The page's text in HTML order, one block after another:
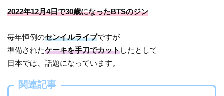
2022年12月4日で30歳になったBTSのジン
毎年恒例のセンイルライブですが
準備されたケーキを手刀でカットしたとして
日本では、話題になっています。
関連記事